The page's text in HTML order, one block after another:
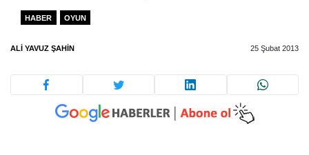
HABER OYUN
ALI YAVUZ ŞAHİN 25 Şubat 2013